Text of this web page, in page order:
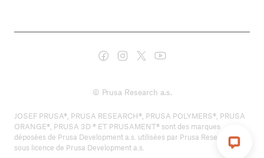
© Prusa Research a.s.
JOSEF PRUSA®, PRUSA RESEARCH®, PRUSA POLYMERS®, PRUSA
ORANGE®, PRUSA 3D ® ET PRUSAMENT® sont des marques
déposées de Prusa Development a.s. utilisées par Prusa Research a.s.
sous licence de Prusa Development a.s.